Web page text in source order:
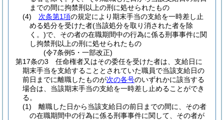
までの間に拘禁刑以上の刑に処せられたもの
(4)
次条第1項の規定により期末手当の支給を一時差し止
める処分を受けた者(当該処分を取り消された者を除
く。)で、その者の在職期間中の行為に係る刑事事件に関
し拘禁刑以上の刑に処せられたもの
(令7条例5・一部改正)
第17条の3
任命権者又はその委任を受けた者は、支給日に
期末手当を支給することとされていた職員で当該支給日の
前日までに離職したものが次の各号のいずれかに該当する
場合は、当該期末手当の支給を一時差し止めることができ
る。
(1)
離職した日から当該支給日の前日までの間に、その者
の在職期間中の行為に係る刑事事件に関して、その者が